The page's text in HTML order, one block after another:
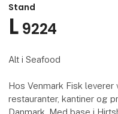
Stand
L9224
Alt i Seafood
Hos Venmark Fisk
restauranter, kantiner og
Danmark. Med base i